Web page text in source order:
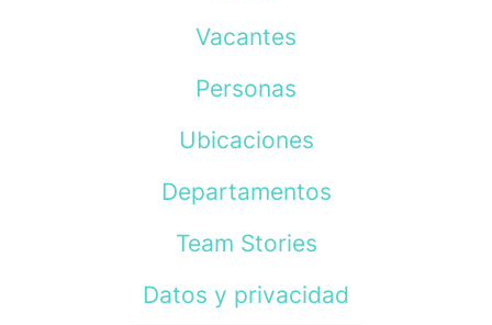
Vacantes
Personas
Ubicaciones
Departamentos
Team Stories
Datos y privacidad